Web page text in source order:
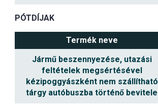
PÓTDÍJAK
Termék neve
Jármű beszennyezése, utazási
feltételek megsértésével
kézipoggyászként nem szállítható
tárgy autóbuszba történő bevitele